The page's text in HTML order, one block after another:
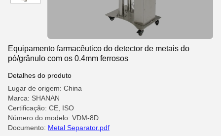
Equipamento farmacêutico do detector de metais do
pó/grânulo com os 0.4mm ferrosos
Detalhes do produto
Lugar de origem: China
Marca: SHANAN
Certificação: CE, ISO
Número do modelo: VDM-8D
Documento: Metal Separator.pdf